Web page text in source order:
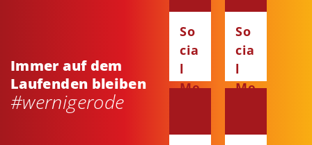
Immer auf dem
Laufenden bleiben
#wernigerode
So
cia
l
Me
So
cia
l
Me